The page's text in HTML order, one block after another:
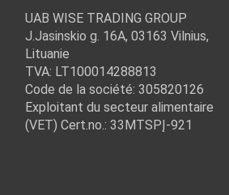
UAB WISE TRADING GROUP
J.Jasinskio g. 16A, 03163 Vilnius,
Lituanie
TVA: LT100014288813
Code de la société: 305820126
Exploitant du secteur alimentaire
(VET) Cert.no.: 33MTSPĮ-921